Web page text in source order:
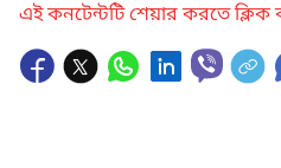
এই কনটেন্টটি শেয়ার করতে